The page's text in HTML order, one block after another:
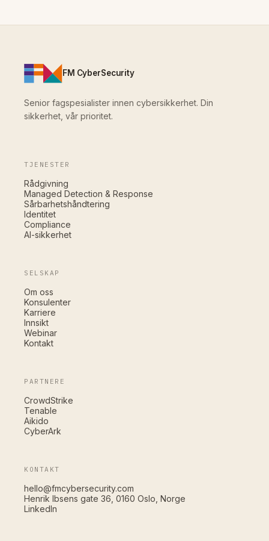
FM CyberSecurity
Senior fagspesialister innen cybersikkerhet. Din
sikkerhet, vår prioritet.
TJENESTER
Rådgivning
Managed Detection & Response
Sårbarhetshåndtering
Identitet
Compliance
AI-sikkerhet
SELSKAP
Om oss
Konsulenter
Karriere
Innsikt
Webinar
Kontakt
PARTNERE
CrowdStrike
Tenable
Aikido
CyberArk
KONTAKT
hello@fmcybersecurity.com
Henrik Ibsens gate 36, 0160 Oslo, Norge
LinkedIn